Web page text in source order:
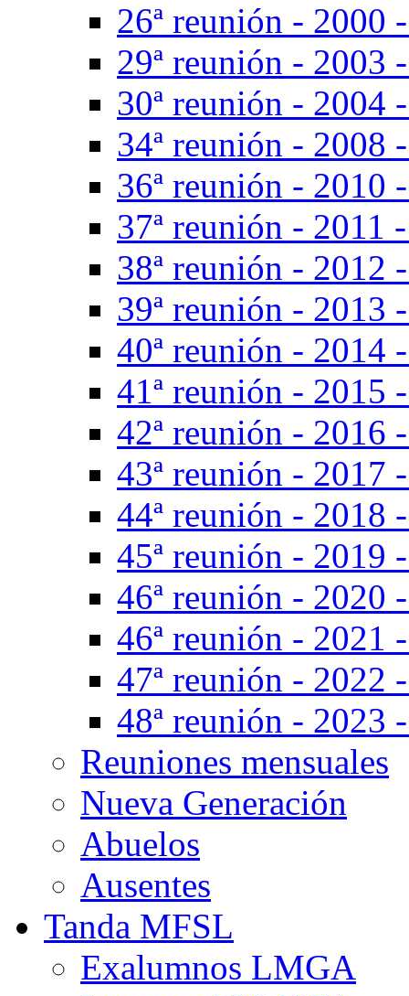
26ª reunión - 2000
29ª reunión - 2003
30ª reunión - 2004
34ª reunión - 2008
36ª reunión - 2010
37ª reunión - 2011
38ª reunión - 2012
39ª reunión - 2013
40ª reunión - 2014
41ª reunión - 2015
42ª reunión - 2016
43ª reunión - 2017
44ª reunión - 2018
45ª reunión - 2019
46ª reunión - 2020
46ª reunión - 2021
47ª reunión - 2022
48ª reunión - 2023
Reuniones mensuales
Nueva Generación
Abuelos
Ausentes
Tanda MFSL
Exalumnos LMGA